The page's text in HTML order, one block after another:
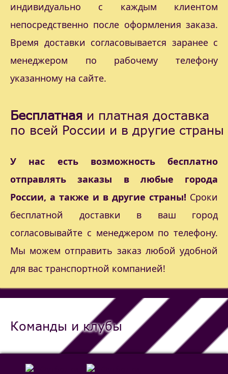
индивидуально с каждым клиентом
непосредственно после оформления заказа.
Время доставки согласовывается заранее с
менеджером по рабочему телефону
указанному на сайте.
Бесплатная и платная доставка
по всей России и в другие страны
У нас есть возможность бесплатно
отправлять заказы в любые города
России, а также и в другие страны! Сроки
бесплатной доставки в ваш город
согласовывайте с менеджером по телефону.
Мы можем отправить заказ любой удобной
для вас транспортной компанией!
Команды и клубы